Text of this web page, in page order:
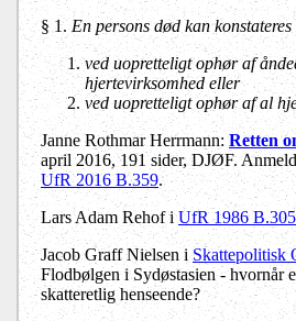
§ 1. En persons død kan konstateres
ved uopretteligt ophør af
hjertevirksomhed eller
ved uopretteligt ophør af al
Janne Rothmar Herrmann: Retten
april 2016, 191 sider, DJØF.
UfR 2016 B.359.
Lars Adam Rehof iUfR 1986
Jacob Graff Nielsen iSkattepolitisk
Flodbølgen i Sydøstasien - hvornår
skatteretlig henseende?